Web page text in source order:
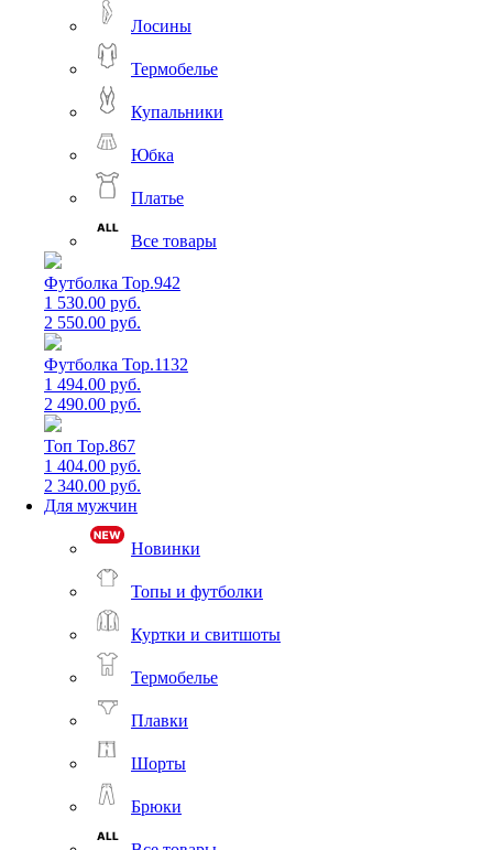
Лосины
Термобелье
Купальники
Юбка
Платье
Все товары
Футболка Top.942
1 530.00 руб.
2 550.00 руб.
Футболка Top.1132
1 494.00 руб.
2 490.00 руб.
Топ Top.867
1 404.00 руб.
2 340.00 руб.
Для мужчин
Новинки
Топы и футболки
Куртки и свитшоты
Термобелье
Плавки
Шорты
Брюки